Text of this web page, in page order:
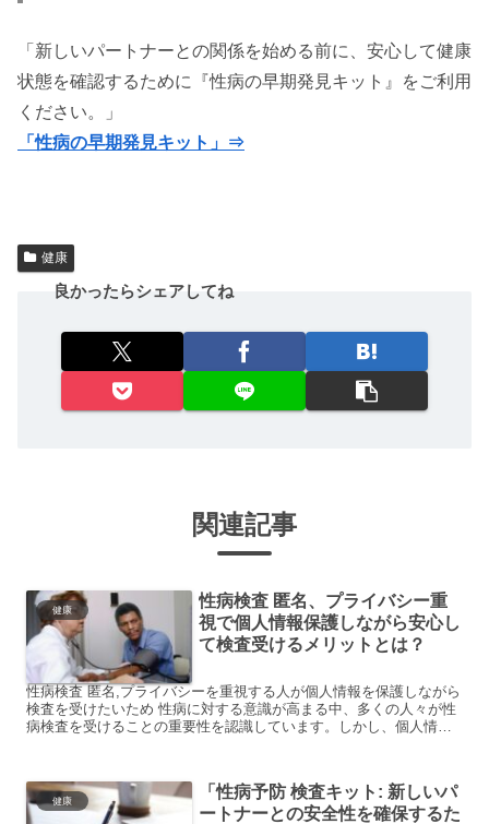
「新しいパートナーとの関係を始める前に、安心して健康
状態を確認するために『性病の早期発見キット』をご利用
ください。」
「性病の早期発見キット」⇒
健康
良かったらシェアしてね
関連記事
健康
性病検査 匿名、プライバシー重
視で個人情報保護しながら安心し
て検査受けるメリットとは？
性病検査 匿名,プライバシーを重視する人が個人情報を保護しながら
検査を受けたいため 性病に対する意識が高まる中、多くの人々が性
病検査を受けることの重要性を認識しています。しかし、個人情報
健康
「性病予防 検査キット: 新しいパ
ートナーとの安全性を確保するた